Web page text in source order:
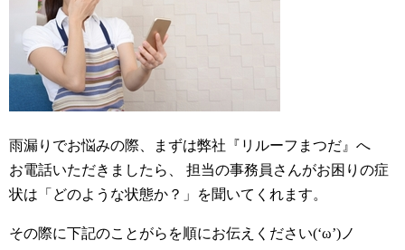
雨漏りでお悩みの際、まずは弊社『リルーフまつだ』へ
お電話いただきましたら、 担当の事務員さんがお困りの症
状は「どのような状態か？」を聞いてくれます。
その際に下記のことがらを順にお伝えください(‘ω’)ノ